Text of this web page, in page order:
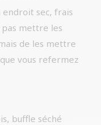
endroit sec, frais
mettre les
de les mettre
vous refermez
buffle séché